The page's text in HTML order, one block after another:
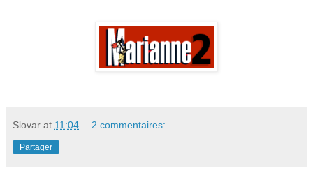
Slovar at 11:04 2 commentaires:
Partager